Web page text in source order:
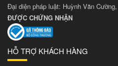
Đại diện pháp luật: Huỳnh Văn
ĐƯỢC CHỨNG NHẬN
HỖ TRỢ KHÁCH HÀNG